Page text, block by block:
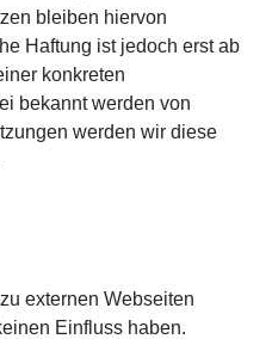
bleiben hiervon
Haftung ist jedoch erst ab
konkreten
bekannt werden von
werden wir diese
externen Webseiten
Einfluss haben.